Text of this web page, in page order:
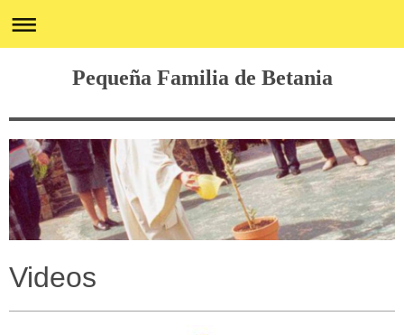
Pequeña Familia de Betania
Videos